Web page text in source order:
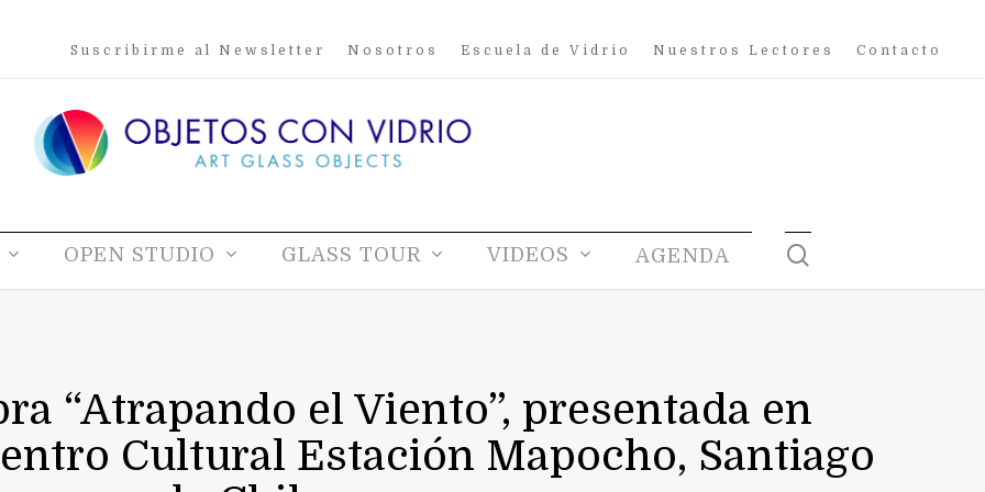
Suscribirme al Newsletter Nosotros Escuela de Vidrio Nuestros Lectores Contacto
OPEN STUDIO GLASS TOUR VIDEOS AGENDA
“Atrapando el Viento”, presentada en
Cultural Estación Mapocho, Santiago